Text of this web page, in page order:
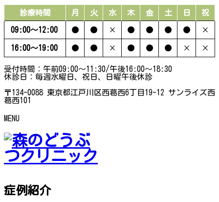
診療時間 月 火 水 木 金 土 日 祝
09:00〜12:00 ● ● × ● ● ● ● ×
16:00〜19:00 ● ● × ● ● ● × ×
受付時間：午前09:00～11:30/午後16:00～18:30
休診日：毎週水曜日、祝日、日曜午後休診
〒134-0088 東京都江戸川区西葛西6丁目19-12 サンライズ西
葛西101
MENU
症例紹介